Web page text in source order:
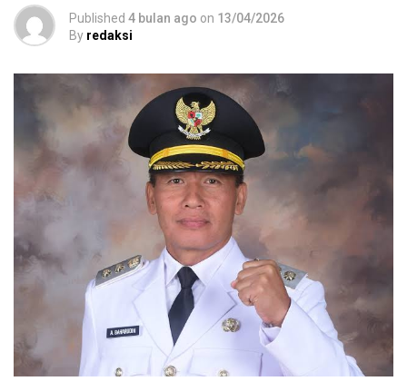
Published 4 bulan ago on 13/04/2026
By redaksi